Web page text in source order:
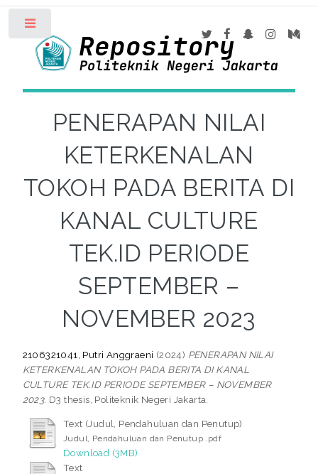
PENERAPAN NILAI
KETERKENALAN
TOKOH PADA BERITA DI
KANAL CULTURE
TEK.ID PERIODE
SEPTEMBER –
NOVEMBER 2023
2106321041, Putri Anggraeni (2024) PENERAPAN NILAI
KETERKENALAN TOKOH PADA BERITA DI KANAL
CULTURE TEK.ID PERIODE SEPTEMBER – NOVEMBER
2023. D3 thesis, Politeknik Negeri Jakarta.
Text (Judul, Pendahuluan dan Penutup)
Judul, Pendahuluan dan Penutup .pdf
Download (3MB)
Text